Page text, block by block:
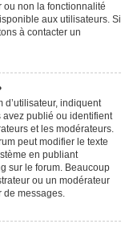
ou non la fonctionnalité
aux utilisateurs. Si
à contacter un
d’utilisateur, indiquent
publié ou identifient
et les modérateurs.
peut modifier le texte
en publiant
sur le forum. Beaucoup
ou un modérateur
de messages.